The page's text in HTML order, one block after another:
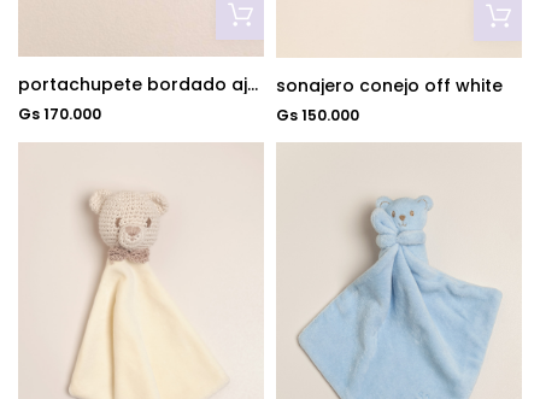
portachupete bordado ajuar bco/gris
Gs 170.000
sonajero conejo off white
Gs 150.000